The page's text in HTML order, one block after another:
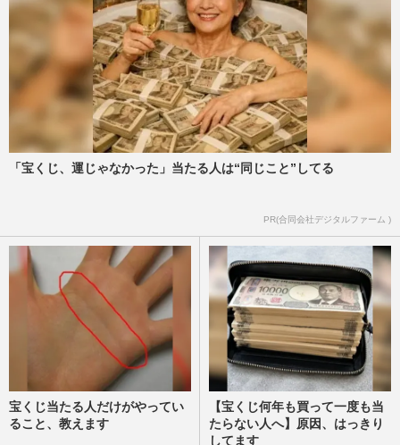
「宝くじ、運じゃなかった」当たる人は“同じこと”してる
PR(合同会社デジタルファーム )
宝くじ当たる人だけがやってい
ること、教えます
【宝くじ何年も買って一度も当
たらない人へ】原因、はっきり
してます